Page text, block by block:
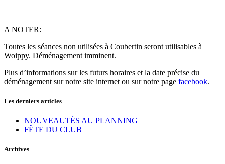
A NOTER:
Toutes les séances non utilisées à Coubertin seront utilisables à
Woippy. Déménagement imminent.
Plus d’informations sur les futurs horaires et la date précise du
déménagement sur notre site internet ou sur notre page facebook.
Les derniers articles
NOUVEAUTÉS AU PLANNING
FÊTE DU CLUB
Archives